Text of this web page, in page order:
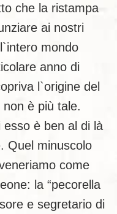
che la ristampa
ai nostri
mondo
anno di
l`origine del
non è più tale.
è ben al di là
Quel minuscolo
come
la “pecorella
e segretario di